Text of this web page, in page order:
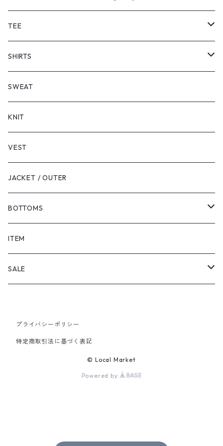
TEE
SHORT SLEEVE
LONG SLEEVE
SHIRTS
SHORT SLEEVE
LONG SLEEVE
SWEAT
KNIT
VEST
JACKET / OUTER
BOTTOMS
SHORTS
PANTS
ITEM
SALE
PANTS
プライバシーポリシー
特定商取引法に基づく表記
© Local Market
Powered by